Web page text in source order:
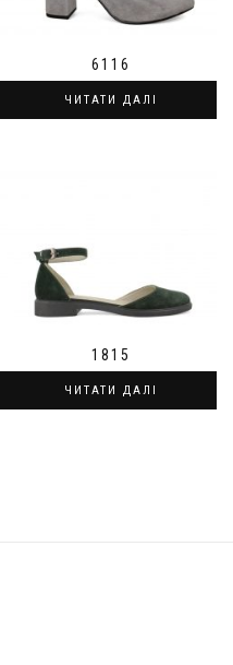
6116
ЧИТАТИ ДАЛІ
1815
ЧИТАТИ ДАЛІ